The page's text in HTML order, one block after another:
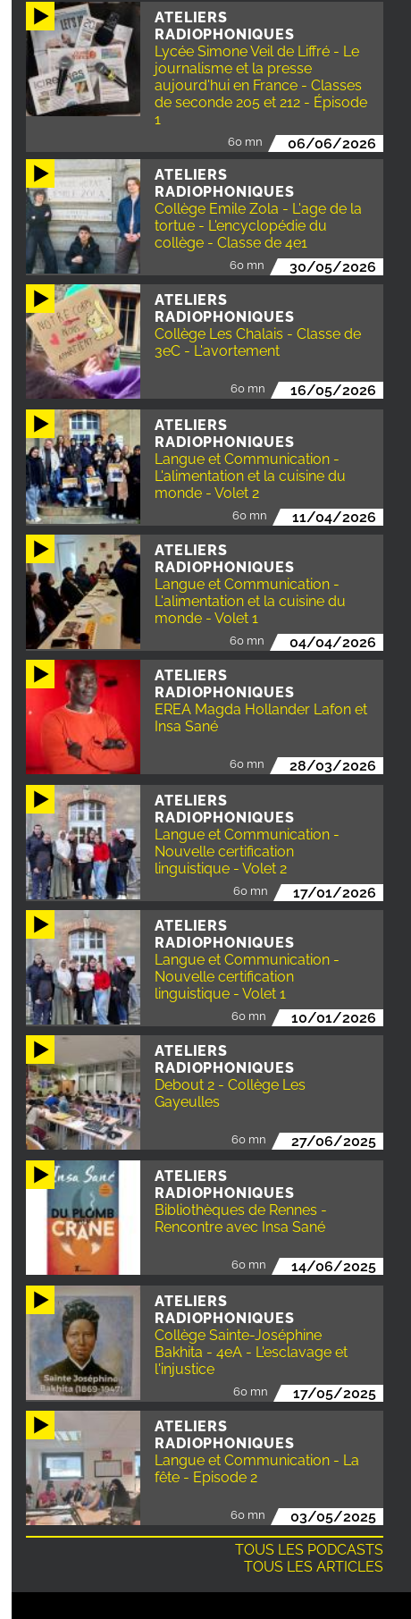
ATELIERS
RADIOPHONIQUES
Lycée Simone Veil de Liffré - Le
journalisme et la presse
aujourd'hui en France - Classes
de seconde 205 et 212 - Épisode
1
60 mn
06/06/2026
ATELIERS
RADIOPHONIQUES
Collège Emile Zola - L'age de la
tortue - L'encyclopédie du
collège - Classe de 4e1
60 mn
30/05/2026
ATELIERS
RADIOPHONIQUES
Collège Les Chalais - Classe de
3eC - L'avortement
60 mn 16/05/2026
ATELIERS
RADIOPHONIQUES
Langue et Communication -
L'alimentation et la cuisine du
monde - Volet 2
60 mn
11/04/2026
ATELIERS
RADIOPHONIQUES
Langue et Communication -
L'alimentation et la cuisine du
monde - Volet 1
60 mn
04/04/2026
ATELIERS
RADIOPHONIQUES
EREA Magda Hollander Lafon et
Insa Sané
60 mn 28/03/2026
ATELIERS
RADIOPHONIQUES
Langue et Communication -
Nouvelle certification
linguistique - Volet 2
60 mn
17/01/2026
ATELIERS
RADIOPHONIQUES
Langue et Communication -
Nouvelle certification
linguistique - Volet 1
60 mn
10/01/2026
ATELIERS
RADIOPHONIQUES
Debout 2 - Collège Les
Gayeulles
60 mn 27/06/2025
ATELIERS
RADIOPHONIQUES
Bibliothèques de Rennes -
Rencontre avec Insa Sané
60 mn 14/06/2025
ATELIERS
RADIOPHONIQUES
Collège Sainte-Joséphine
Bakhita - 4eA - L'esclavage et
l'injustice
60 mn
17/05/2025
ATELIERS
RADIOPHONIQUES
Langue et Communication - La
fête - Episode 2
60 mn
03/05/2025
TOUS LES PODCASTS
TOUS LES ARTICLES